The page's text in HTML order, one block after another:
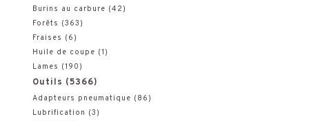
Burins au carbure (42)
Forêts (363)
Fraises (6)
Huile de coupe (1)
Lames (190)
Outils (5366)
Adapteurs pneumatique (86)
Lubrification (3)